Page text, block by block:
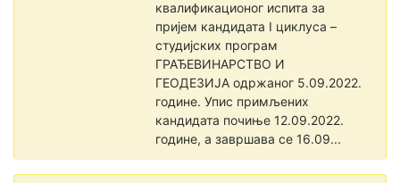
квалификационог испита за
пријем кандидата I циклуса –
студијских програм
ГРАЂЕВИНАРСТВО И
ГЕОДЕЗИЈА одржаног 5.09.2022.
године. Упис примљених
кандидата почиње 12.09.2022.
године, а завршава се 16.09...